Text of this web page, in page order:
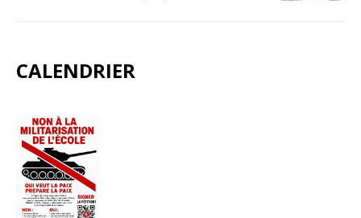
CALENDRIER